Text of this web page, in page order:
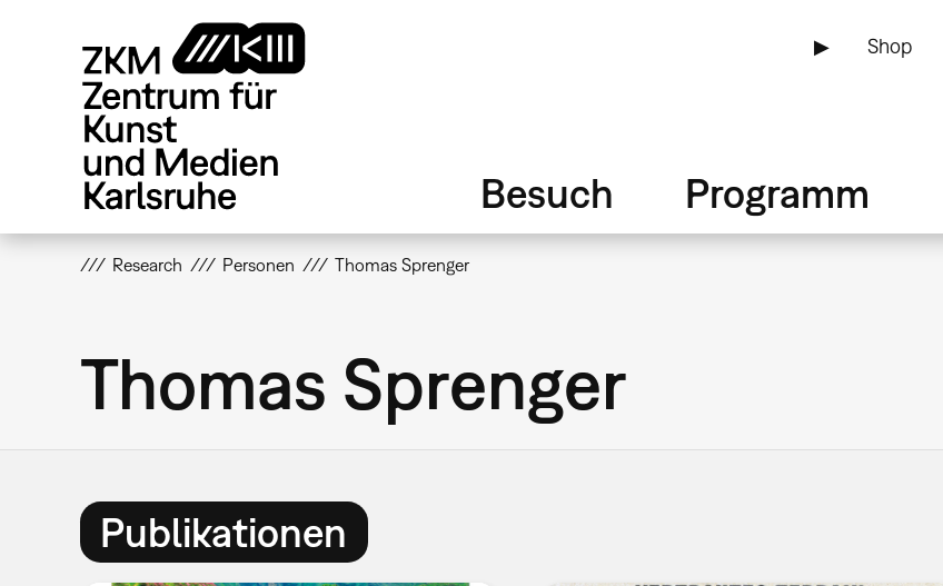
▶ Shop
Besuch Programm
Research Personen Thomas Sprenger
Thomas Sprenger
Publikationen